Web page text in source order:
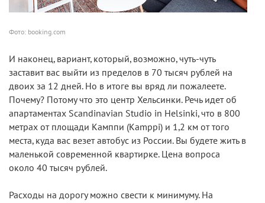
Фото: booking.com
И наконец, вариант, который, возможно, чуть-чуть
заставит вас выйти из пределов в 70 тысяч рублей на
двоих за 12 дней. Но в итоге вы вряд ли пожалеете.
Почему? Потому что это центр Хельсинки. Речь идет об
апартаментах Scandinavian Studio in Helsinki, что в 800
метрах от площади Камппи (Kamppi) и 1,2 км от того
места, куда вас везет автобус из России. Вы будете жить в
маленькой современной квартирке. Цена вопроса
около 40 тысяч рублей.
Расходы на дорогу можно свести к минимуму. На